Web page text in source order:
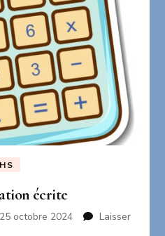
écrite
25 octobre 2024
Laisser